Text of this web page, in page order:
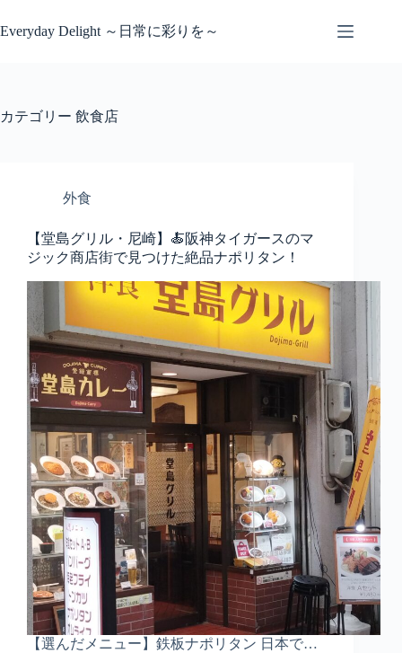
ン
ス
Everyday Delight ～日常に彩りを～
カテゴリー 飲食店
外食
【堂島グリル・尼崎】🍝阪神タイガースのマ
ジック商店街で見つけた絶品ナポリタン！
【選んだメニュー】鉄板ナポリタン 日本で…